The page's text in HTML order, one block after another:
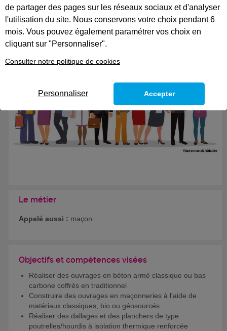
CODES
Le métier
Appelé aussi : maçon
Objectifs et compétences visées
Réaliser des ouvrages en béton armé classique ou bas
carbone coffrés en traditionnel
Construire des ouvrages en maçonneries à l'aide de
matériaux classiques, bio ou géosourcés
Réaliser des dallages et des planchers de type
poutrelles/hourdis à isolation thermique renforcée
de partager des pages sur les réseaux sociaux et d'analyser
l'utilisation du site. Nous conservons votre choix pendant 6
mois. Vous pouvez également paramétrer vos choix en
cliquant sur "Personnaliser".
Consulter notre politique de cookies
Personnaliser Accepter